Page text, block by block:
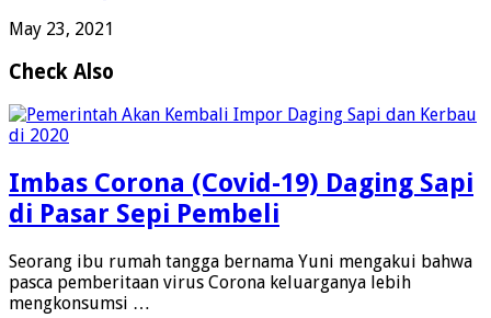
May 23, 2021
Check Also
Imbas Corona (Covid-19) Daging Sapi
di Pasar Sepi Pembeli
Seorang ibu rumah tangga bernama Yuni mengakui bahwa
pasca pemberitaan virus Corona keluarganya lebih
mengkonsumsi …